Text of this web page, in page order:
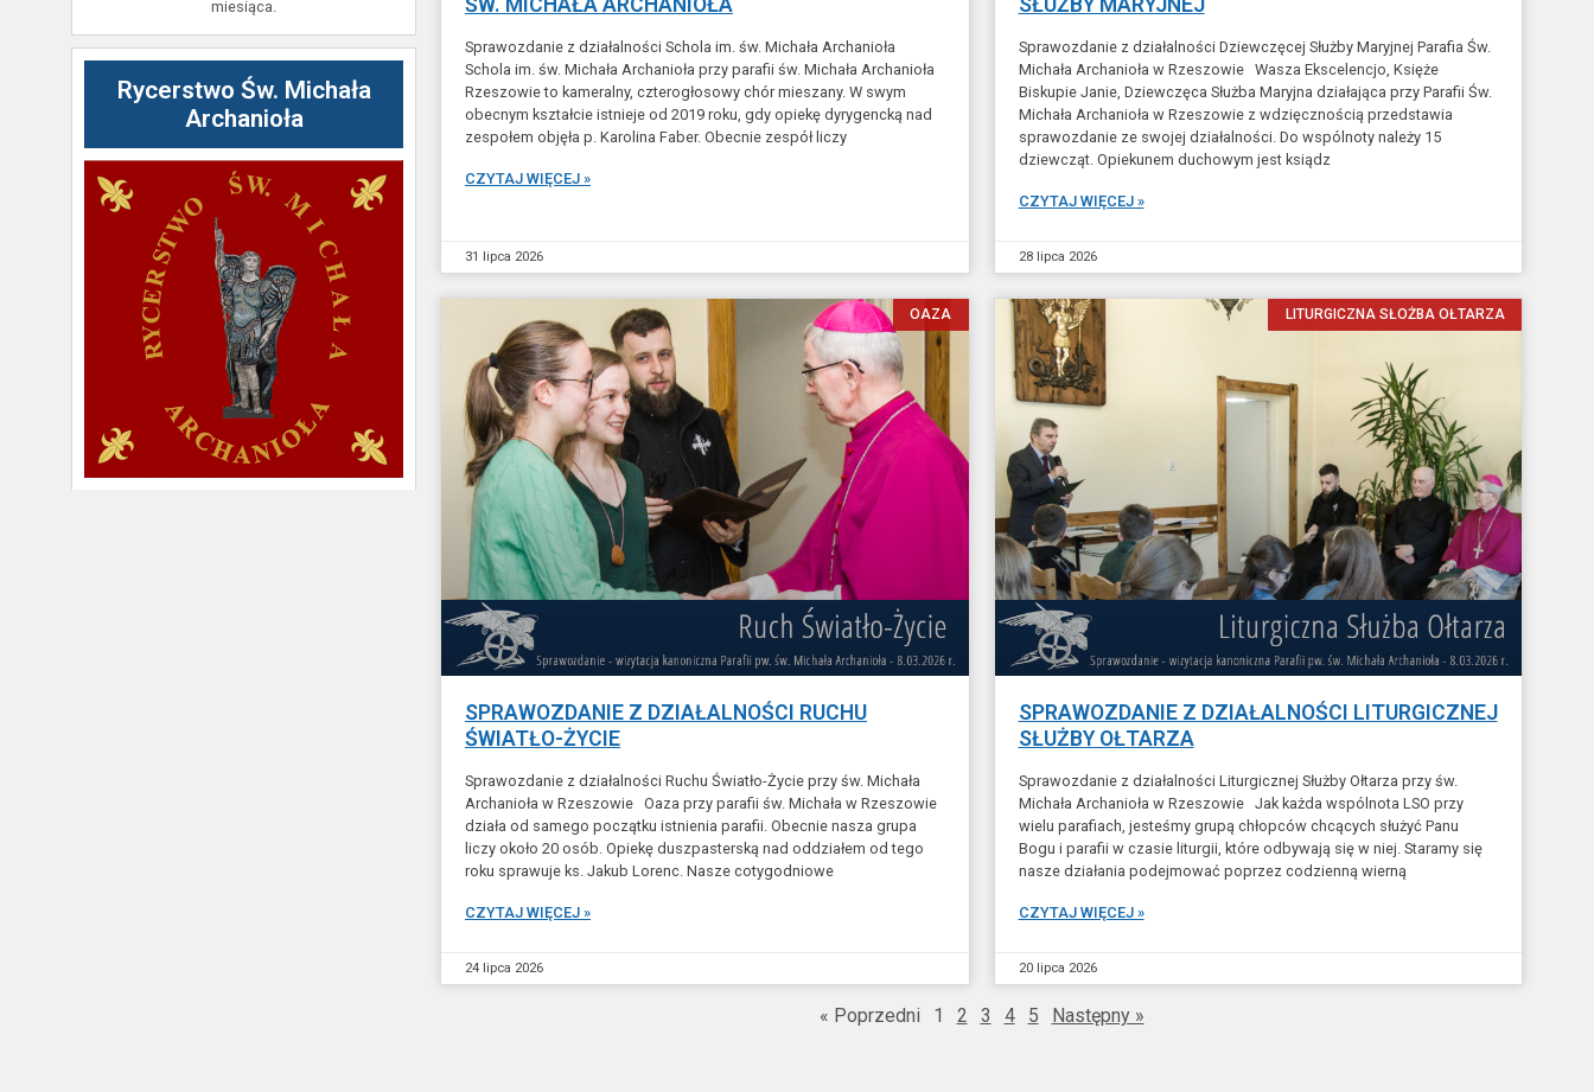
miesiąca.
Rycerstwo Św. Michała
Archanioła
ŚW. MICHAŁA ARCHANIOŁA
Sprawozdanie z działalności Schola im. św. Michała Archanioła
Schola im. św. Michała Archanioła przy parafii św. Michała Archanioła
Rzeszowie to kameralny, czterogłosowy chór mieszany. W swym
obecnym kształcie istnieje od 2019 roku, gdy opiekę dyrygencką nad
zespołem objęła p. Karolina Faber. Obecnie zespół liczy
CZYTAJ WIĘCEJ »
31 lipca 2026
SŁUŻBY MARYJNEJ
Sprawozdanie z działalności Dziewczęcej Służby Maryjnej Parafia Św.
Michała Archanioła w Rzeszowie Wasza Ekscelencjo, Księże
Biskupie Janie, Dziewczęca Służba Maryjna działająca przy Parafii Św.
Michała Archanioła w Rzeszowie z wdzięcznością przedstawia
sprawozdanie ze swojej działalności. Do wspólnoty należy 15
dziewcząt. Opiekunem duchowym jest ksiądz
CZYTAJ WIĘCEJ »
28 lipca 2026
OAZA
SPRAWOZDANIE Z DZIAŁALNOŚCI RUCHU
ŚWIATŁO-ŻYCIE
Sprawozdanie z działalności Ruchu Światło-Życie przy św. Michała
Archanioła w Rzeszowie Oaza przy parafii św. Michała w Rzeszowie
działa od samego początku istnienia parafii. Obecnie nasza grupa
liczy około 20 osób. Opiekę duszpasterską nad oddziałem od tego
roku sprawuje ks. Jakub Lorenc. Nasze cotygodniowe
CZYTAJ WIĘCEJ »
24 lipca 2026
LITURGICZNA SŁOŻBA OŁTARZA
SPRAWOZDANIE Z DZIAŁALNOŚCI LITURGICZNEJ
SŁUŻBY OŁTARZA
Sprawozdanie z działalności Liturgicznej Służby Ołtarza przy św.
Michała Archanioła w Rzeszowie Jak każda wspólnota LSO przy
wielu parafiach, jesteśmy grupą chłopców chcących służyć Panu
Bogu i parafii w czasie liturgii, które odbywają się w niej. Staramy się
nasze działania podejmować poprzez codzienną wierną
CZYTAJ WIĘCEJ »
20 lipca 2026
« Poprzedni 1 2 3 4 5 Następny »